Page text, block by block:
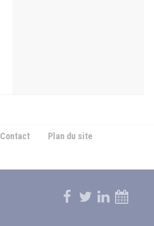
Contact Plan du site